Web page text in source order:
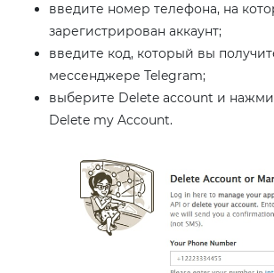
введите номер телефона, на
зарегистрирован аккаунт;
введите код, который вы
мессенджере Telegram;
выберите Delete account и
Delete my Account.